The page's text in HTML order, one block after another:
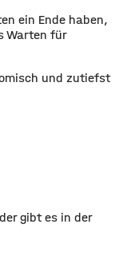
ein Ende haben,
Warten für
und zutiefst
gibt es in der